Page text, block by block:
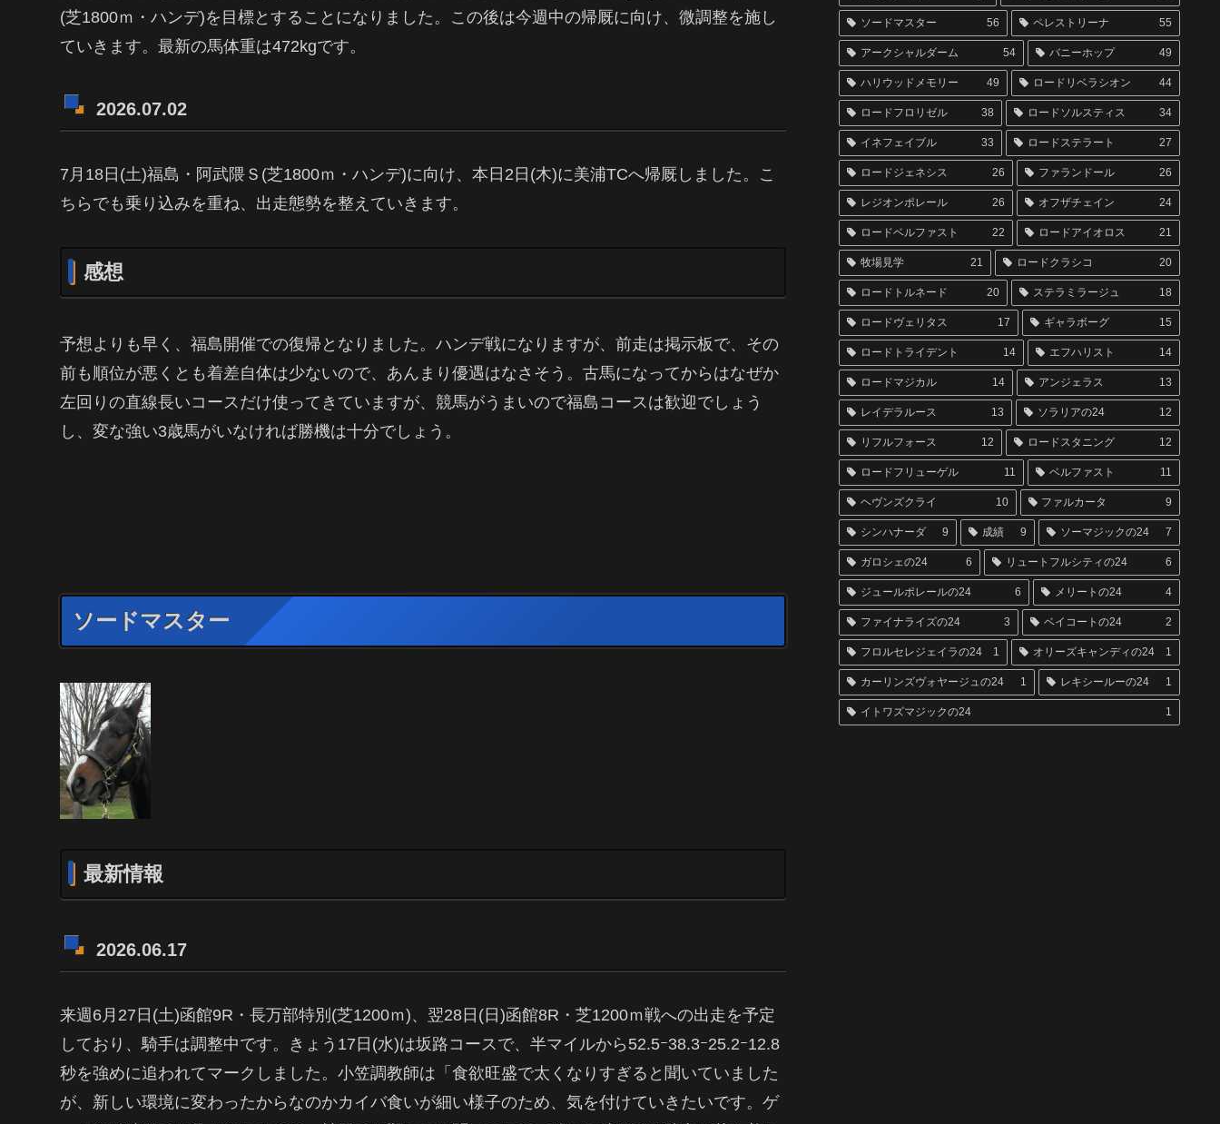
(芝1800ｍ・ハンデ)を目標とすることになりました。この後は今週中の帰厩に向け、微調整を施し
ていきます。最新の馬体重は472kgです。
2026.07.02
7月18日(土)福島・阿武隈Ｓ(芝1800ｍ・ハンデ)に向け、本日2日(木)に美浦TCへ帰厩しました。こ
ちらでも乗り込みを重ね、出走態勢を整えていきます。
感想
予想よりも早く、福島開催での復帰となりました。ハンデ戦になりますが、前走は掲示板で、その
前も順位が悪くとも着差自体は少ないので、あんまり優遇はなさそう。古馬になってからはなぜか
左回りの直線長いコースだけ使ってきていますが、競馬がうまいので福島コースは歓迎でしょう
し、変な強い3歳馬がいなければ勝機は十分でしょう。
ソードマスター
最新情報
2026.06.17
来週6月27日(土)函館9R・長万部特別(芝1200ｍ)、翌28日(日)函館8R・芝1200ｍ戦への出走を予定
しており、騎手は調整中です。きょう17日(水)は坂路コースで、半マイルから52.5ｰ38.3ｰ25.2ｰ12.8
秒を強めに追われてマークしました。小笠調教師は「食欲旺盛で太くなりすぎると聞いていました
が、新しい環境に変わったからなのかカイバ食いが細い様子のため、気を付けていきたいです。ゲ
ソードマスター 56 ペレストリーナ 55
アークシャルダーム 54 バニーホップ 49
ハリウッドメモリー 49 ロードリベラシオン 44
ロードフロリゼル 38 ロードソルスティス 34
イネフェイブル 33 ロードステラート 27
ロードジェネシス 26 ファランドール 26
レジオンポレール 26 オフザチェイン 24
ロードベルファスト 22 ロードアイオロス 21
牧場見学 21 ロードクラシコ 20
ロードトルネード 20 ステラミラージュ 18
ロードヴェリタス 17 ギャラボーグ 15
ロードトライデント 14 エフハリスト 14
ロードマジカル 14 アンジェラス 13
レイデラルース 13 ソラリアの24 12
リフルフォース 12 ロードスタニング 12
ロードフリューゲル 11 ベルファスト 11
ヘヴンズクライ 10 ファルカータ 9
シンハナーダ 9 成績 9 ソーマジックの24 7
ガロシェの24 6 リュートフルシティの24 6
ジュールポレールの24 6 メリートの24 4
ファイナライズの24 3 ベイコートの24 2
フロルセレジェイラの24 1 オリーズキャンディの24 1
カーリンズヴォヤージュの24 1 レキシールーの24 1
イトワズマジックの24 1